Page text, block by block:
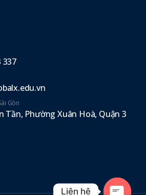
337‬
Gòn
Tần, Phường Xuân Hoà, Quận 3
Liên hệ